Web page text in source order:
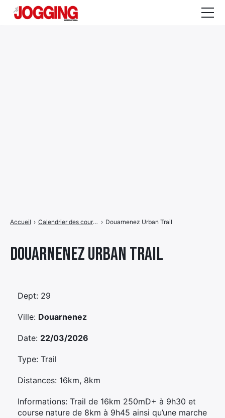
Douarnenez Urban Trail
Accueil › Calendrier des courses › Douarnenez Urban Trail
Dept: 29
Ville: Douarnenez
Date: 22/03/2026
Type: Trail
Distances: 16km, 8km
Informations: Trail de 16km 250mD+ à 9h30 et
course nature de 8km à 9h45 ainsi qu’une marche
de
ÉlémentÉlément